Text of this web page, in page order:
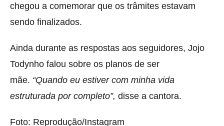
chegou a comemorar que os trâmites estavam
sendo finalizados.
Ainda durante as respostas aos seguidores, Jojo
Todynho falou sobre os planos de ser
mãe. “Quando eu estiver com minha vida
estruturada por completo”, disse a cantora.
Foto: Reprodução/Instagram